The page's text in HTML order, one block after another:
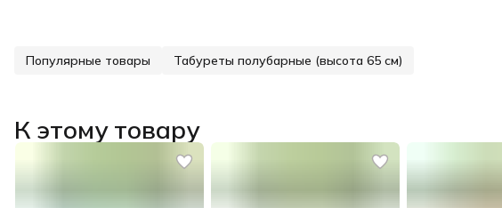
Популярные товары Табуреты полубарные (высота 65 см)
К этому товару